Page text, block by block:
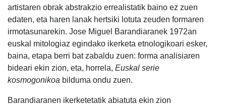
artistaren obrak abstrakzio errealistatik baino ez zuen
edaten, eta haren lanak hertsiki lotuta zeuden formaren
irmotasunarekin. Jose Miguel Barandiaranek 1972an
euskal mitologiaz egindako ikerketa etnologikoari esker,
baina, etapa berri bat zabaldu zuen: forma analisiaren
bideari ekin zion, eta, horrela, Euskal serie
kosmogonikoa bilduma ondu zuen.
Barandiaranen ikerketetatik abiatuta ekin zion